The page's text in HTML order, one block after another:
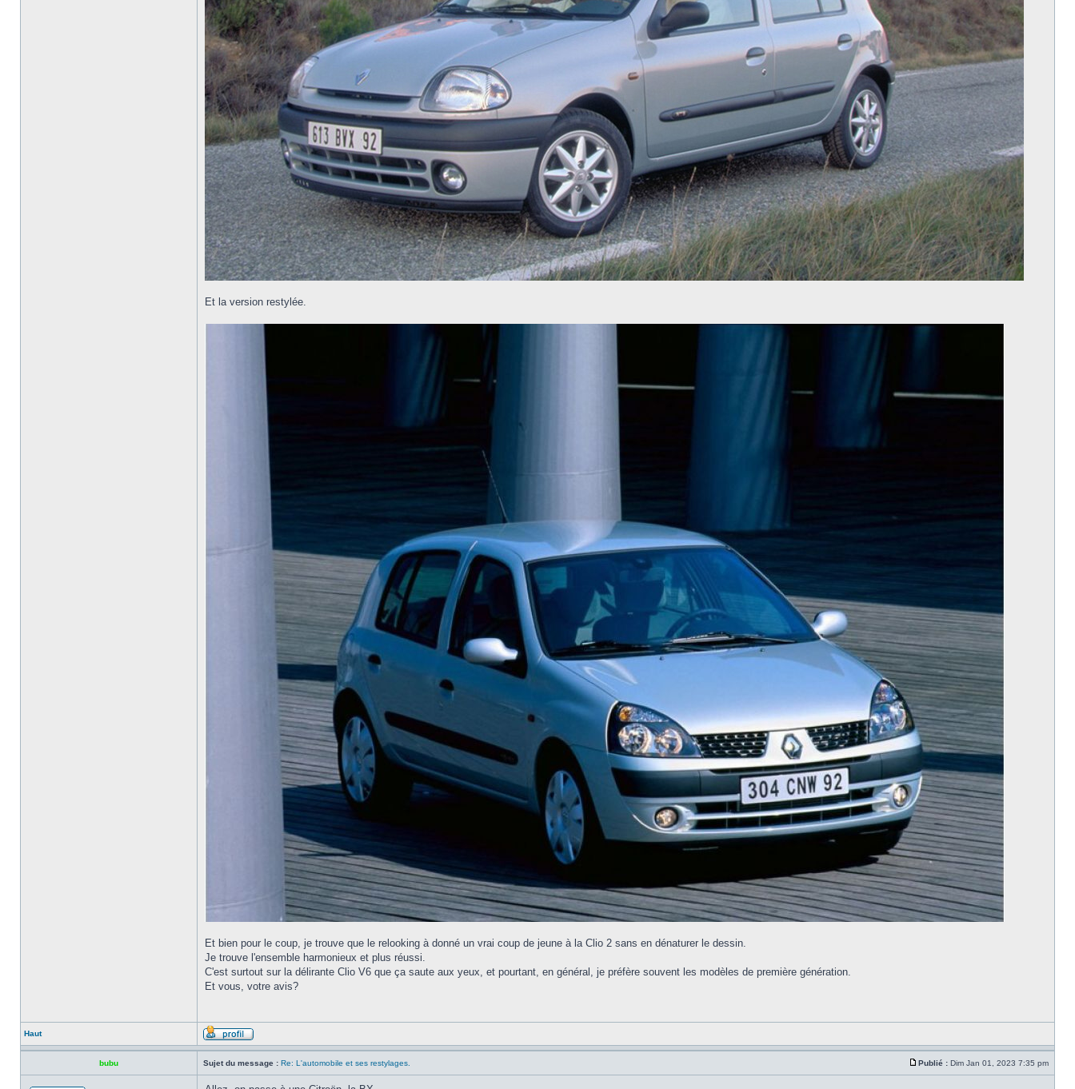
Et la version restylée.
Et bien pour le coup, je trouve que le relooking à donné un vrai coup de jeune à la Clio 2 sans en dénaturer le dessin.
Je trouve l'ensemble harmonieux et plus réussi.
C'est surtout sur la délirante Clio V6 que ça saute aux yeux, et pourtant, en général, je préfère souvent les modèles de première génération.
Et vous, votre avis?
Haut
bubu Sujet du message : Re: L'automobile et ses restylages. Publié : Dim Jan 01, 2023 7:35 pm